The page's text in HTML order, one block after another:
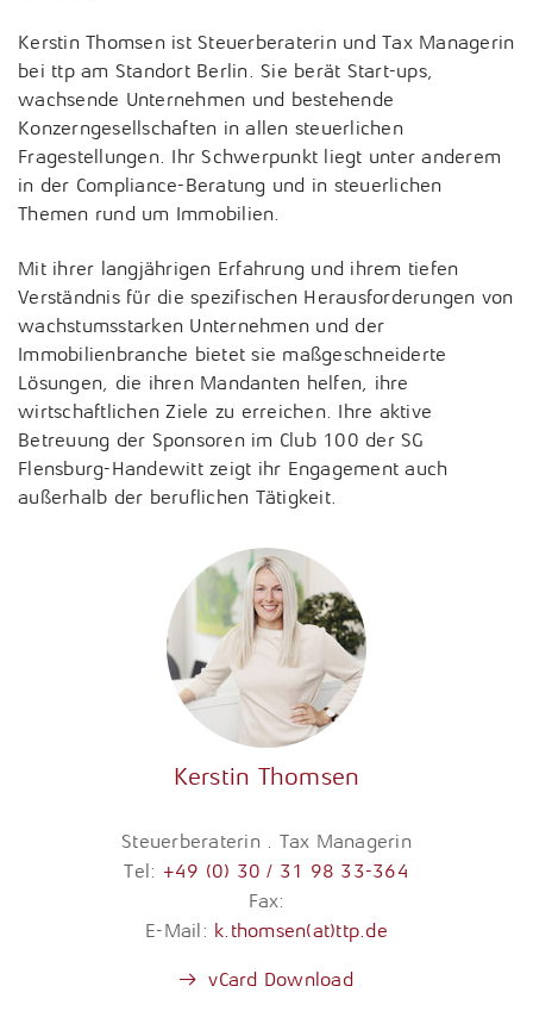
Kerstin Thomsen ist Steuerberaterin und Tax Managerin
bei ttp am Standort Berlin. Sie berät Start-ups,
wachsende Unternehmen und bestehende
Konzerngesellschaften in allen steuerlichen
Fragestellungen. Ihr Schwerpunkt liegt unter anderem
in der Compliance-Beratung und in steuerlichen
Themen rund um Immobilien.
Mit ihrer langjährigen Erfahrung und ihrem tiefen
Verständnis für die spezifischen Herausforderungen von
wachstumsstarken Unternehmen und der
Immobilienbranche bietet sie maßgeschneiderte
Lösungen, die ihren Mandanten helfen, ihre
wirtschaftlichen Ziele zu erreichen. Ihre aktive
Betreuung der Sponsoren im Club 100 der SG
Flensburg-Handewitt zeigt ihr Engagement auch
außerhalb der beruflichen Tätigkeit.
Kerstin Thomsen
Steuerberaterin . Tax Managerin
Tel: +49 (0) 30 / 31 98 33-364
Fax:
E-Mail: k.thomsen(at)ttp.de
vCard Download